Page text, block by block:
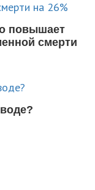
повышает
смерти